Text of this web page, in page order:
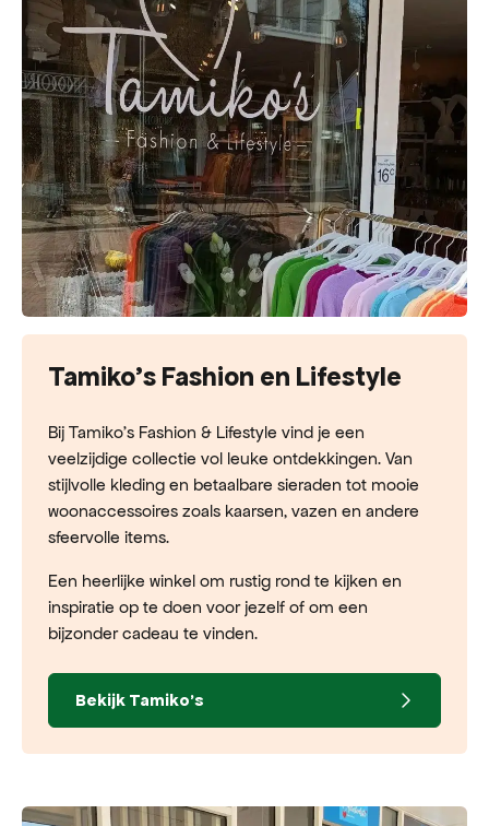
Tamiko's Fashion en Lifestyle
Bij Tamiko’s Fashion & Lifestyle vind je een
veelzijdige collectie vol leuke ontdekkingen. Van
stijlvolle kleding en betaalbare sieraden tot mooie
woonaccessoires zoals kaarsen, vazen en andere
sfeervolle items.
Een heerlijke winkel om rustig rond te kijken en
inspiratie op te doen voor jezelf of om een
bijzonder cadeau te vinden.
Bekijk Tamiko's